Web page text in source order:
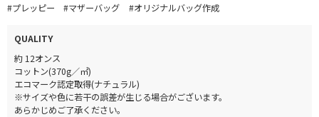
#プレッピー
#マザーバッグ #オリジナルバッグ作成
QUALITY
約 12オンス
コットン(370g／㎡)
エコマーク認定取得(ナチュラル)
※サイズや色に若干の誤差が生じる場合がございます。
あらかじめご了承ください。